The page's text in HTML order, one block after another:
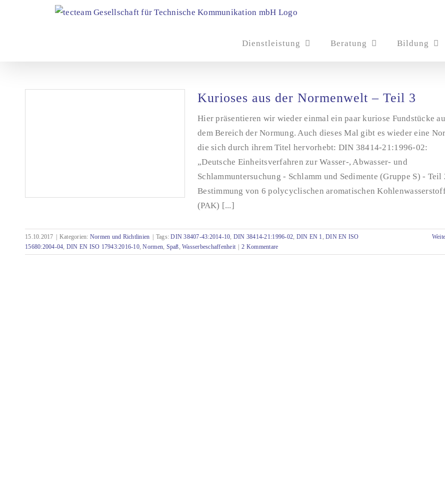
Dienstleistung Beratung Bildung
Kurioses aus der Normenwelt – Teil 3
Kurioses aus der Normenwelt – Teil 3
Hier präsentieren wir wieder einmal ein paar kuriose Fundstücke
dem Bereich der Normung. Auch dieses Mal gibt es wieder eine
die sich durch ihrem Titel hervorhebt: DIN 38414-21:1996-02:
„Deutsche Einheitsverfahren zur Wasser-, Abwasser- und
Schlammuntersuchung - Schlamm und Sedimente (Gruppe S) - Teil
Bestimmung von 6 polycyclischen aromatischen
(PAK) [...]
15.10.2017 Kategorien: Normen und Richtlinien Tags:DIN 38407-43:2014-10, DIN 38414-21:1996-02, DIN EN 1,DIN EN ISO
15680:2004-04, DIN EN ISO 17943:2016-10,Normen, Spaß,Wasserbeschaffenheit 2 Kommentare